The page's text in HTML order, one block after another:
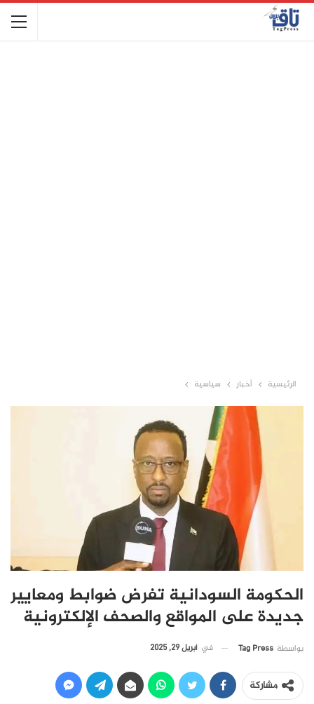
الرئيسية أخبار سياسية
الحكومة السودانية تفرض ضوابط ومعايير
جديدة على المواقع والصحف الإلكترونية
بواسطة Tag Press في أبريل 29, 2025
مشاركة